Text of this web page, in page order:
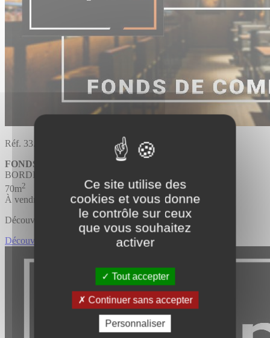
Ce site utilise des
cookies et vous donne
le contrôle sur ceux
que vous souhaitez
activer
Tout accepter
Continuer sans accepter
Personnaliser
Réf. 33.2781
FONDS DE COMMERCE
BORDEAUX
70m2
À vendre
Découvrir l'offre
Découvrir FONDS DE COMMERCE